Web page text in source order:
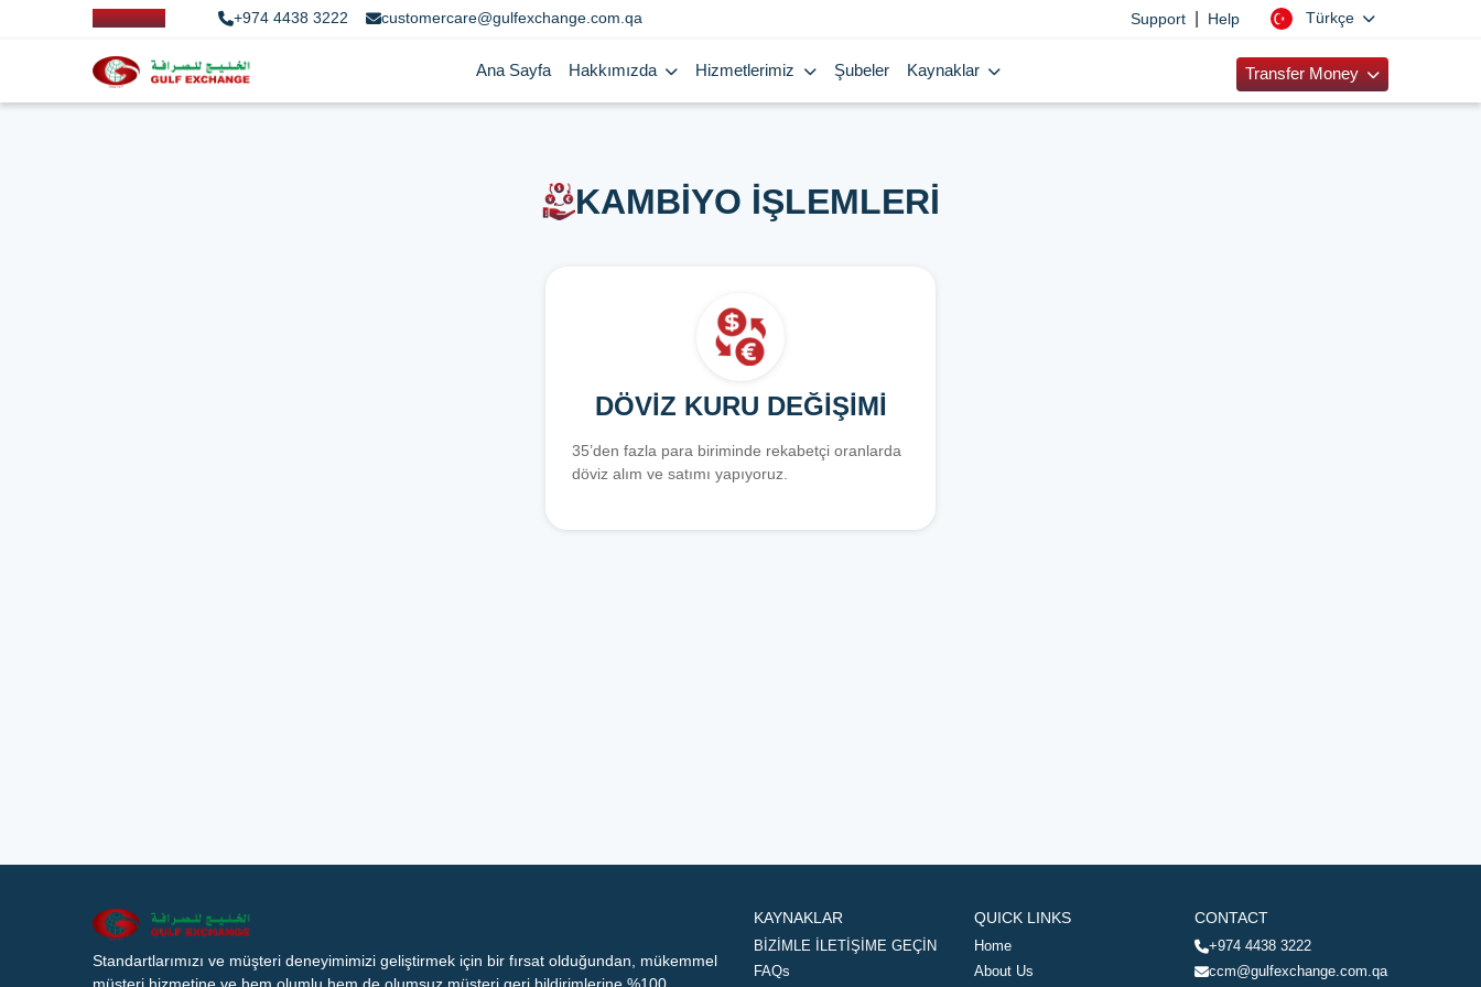
+974 4438 3222 customercare@gulfexchange.com.qa Support Help Türkçe
Ana Sayfa Hakkımızda Hizmetlerimiz Şubeler Kaynaklar Transfer Money
KAMBİYO İŞLEMLERİ
DÖVİZ KURU DEĞİŞİMİ
35’den fazla para biriminde rekabetçi oranlarda
döviz alım ve satımı yapıyoruz.
Standartlarımızı ve müşteri deneyimimizi geliştirmek için bir fırsat olduğundan, mükemmel
KAYNAKLAR
BİZİMLE İLETİŞİME GEÇİN
FAQs
QUICK LINKS
Home
About Us
CONTACT
+974 4438 3222
ccm@gulfexchange.com.qa